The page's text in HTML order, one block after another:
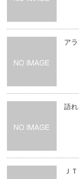
ア
語れ
Ｊ